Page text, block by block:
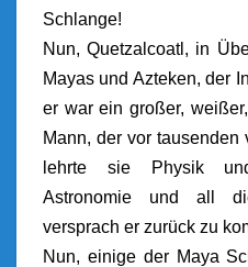
Schlange!
Nun, Quetzalcoatl, in
Mayas und Azteken, der
er war ein großer,
Mann, der vor
lehrte sie Physik
Astronomie und all
versprach er zurück zu
Nun, einige der Maya